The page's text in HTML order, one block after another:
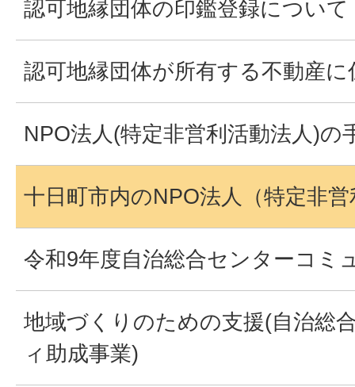
認可地縁団体の印鑑登録について
認可地縁団体が所有する不動産
NPO法人(特定非営利活動法人)の
十日町市内のNPO法人（特定非
令和9年度自治総合センターコミ
地域づくりのための支援(自治総
ィ助成事業)